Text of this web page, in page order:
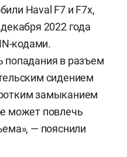
Haval F7 и F7x,
2022 года
кодами.
попадания в разъем
сидением
замыканием
может повлечь
— пояснили